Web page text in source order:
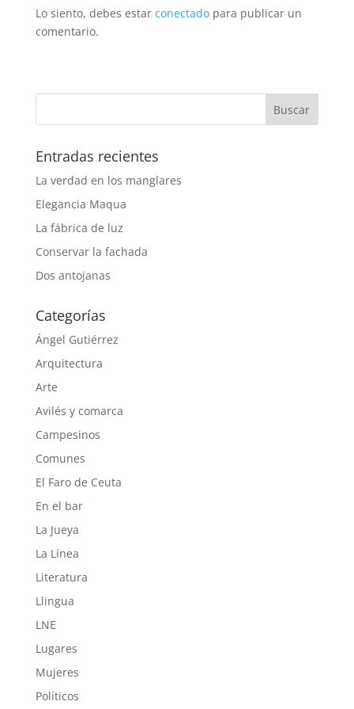
Lo siento, debes estar conectadopara publicar un
comentario.
Entradas recientes
La verdad en los manglares
Elegancia Maqua
La fábrica de luz
Conservar la fachada
Dos antojanas
Categorías
Ángel Gutiérrez
Arquitectura
Arte
Avilés y comarca
Campesinos
Comunes
El Faro de Ceuta
En el bar
La Jueya
La Línea
Literatura
Llingua
LNE
Lugares
Mujeres
Políticos